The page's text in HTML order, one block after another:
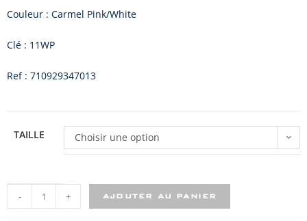
Couleur : Carmel Pink/White
Clé : 11WP
Ref : 710929347013
TAILLE Choisir une option
- + AJOUTER AU PANIER